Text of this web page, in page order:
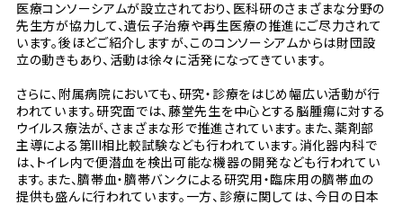
医療コンソーシアムが設立されており、医科研のさまざまな分野の
先生方が協力して、遺伝子治療や再生医療の推進にご尽力されて
います。後ほどご紹介しますが、このコンソーシアムからは財団設
立の動きもあり、活動は徐々に活発になってきています。
さらに、附属病院においても、研究・診療をはじめ幅広い活動が行
われています。研究面では、藤堂先生を中心とする脳腫瘍に対する
ウイルス療法が、さまざまな形で推進されています。また、薬剤部
主導による第III相比較試験なども行われています。消化器内科で
は、トイレ内で便潜血を検出可能な機器の開発なども行われてい
ます。また、臍帯血・臍帯バンクによる研究用・臨床用の臍帯血の
提供も盛んに行われています。一方、診療に関しては、今日の日本